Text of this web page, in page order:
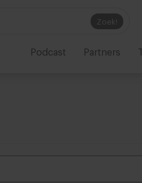
Zoek!
Podcast Partners